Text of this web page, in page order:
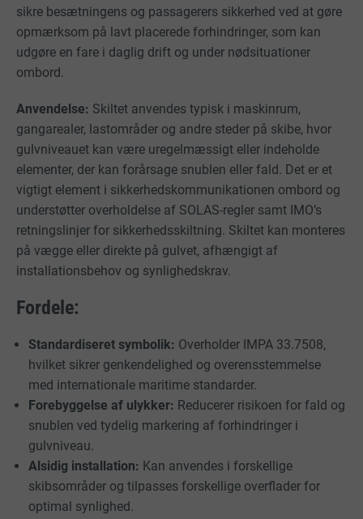
sikre besætningens og passagerers sikkerhed ved at gøre
opmærksom på lavt placerede forhindringer, som kan
udgøre en fare i daglig drift og under nødsituationer
ombord.
Anvendelse: Skiltet anvendes typisk i maskinrum,
gangarealer, lastområder og andre steder på skibe, hvor
gulvniveauet kan være uregelmæssigt eller indeholde
elementer, der kan forårsage snublen eller fald. Det er et
vigtigt element i sikkerhedskommunikationen ombord og
understøtter overholdelse af SOLAS-regler samt IMO’s
retningslinjer for sikkerhedsskiltning. Skiltet kan monteres
på vægge eller direkte på gulvet, afhængigt af
installationsbehov og synlighedskrav.
Fordele:
Standardiseret symbolik: Overholder IMPA 33.7508,
hvilket sikrer genkendelighed og overensstemmelse
med internationale maritime standarder.
Forebyggelse af ulykker: Reducerer risikoen for fald og
snublen ved tydelig markering af forhindringer i
gulvniveau.
Alsidig installation: Kan anvendes i forskellige
skibsområder og tilpasses forskellige overflader for
optimal synlighed.